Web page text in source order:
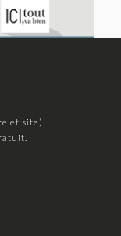
et site)